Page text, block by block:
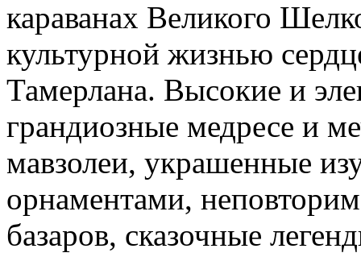
караванах Великого
культурной жизнью
Тамерлана. Высокие и
грандиозные медресе и
мавзолеи, украшенные
орнаментами,
базаров, сказочные